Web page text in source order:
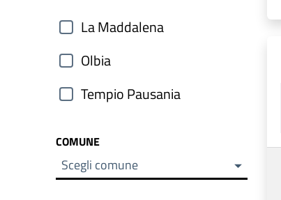
La Maddalena
Olbia
Tempio Pausania
COMUNE
Scegli comune